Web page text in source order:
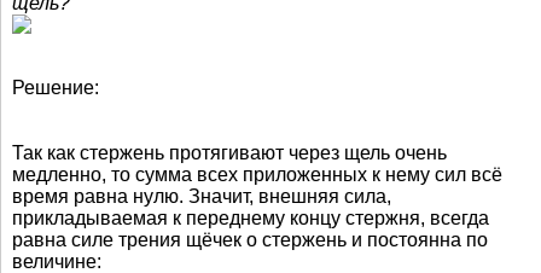
Решение:
Так как стержень протягивают через щель очень
медленно, то сумма всех приложенных к нему сил всё
время равна нулю. Значит, внешняя сила,
прикладываемая к переднему концу стержня, всегда
равна силе трения щёчек о стержень и постоянна по
величине: